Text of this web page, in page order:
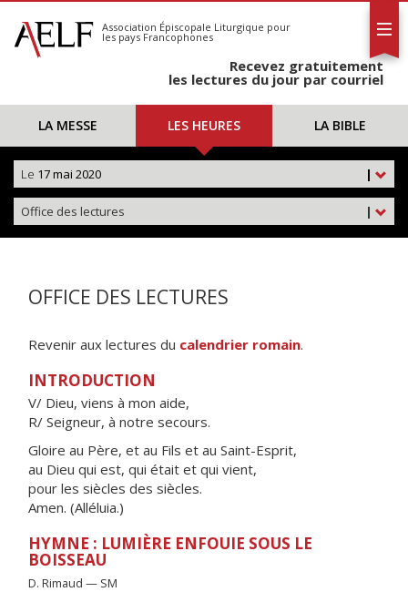
S'abonner
Calendrier
Association Épiscopale Liturgique pour
les pays Francophones
Recevez gratuitement
les lectures du jour par courriel
LA MESSE LES HEURES LA BIBLE
|
Le 17 mai 2020
|
Office des lectures
OFFICE DES LECTURES
Revenir aux lectures du calendrier romain.
INTRODUCTION
V/ Dieu, viens à mon aide,
R/ Seigneur, à notre secours.
Gloire au Père, et au Fils et au Saint-Esprit,
au Dieu qui est, qui était et qui vient,
pour les siècles des siècles.
Amen. (Alléluia.)
HYMNE : LUMIÈRE ENFOUIE SOUS LE
BOISSEAU
D. Rimaud — SM